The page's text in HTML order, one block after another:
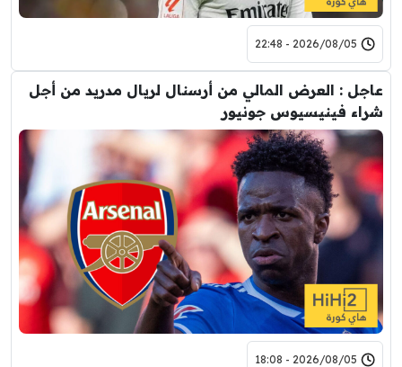
2026/08/05 - 22:48
عاجل : العرض المالي من أرسنال لريال مدريد من أجل
شراء فينيسيوس جونيور
2026/08/05 - 18:08